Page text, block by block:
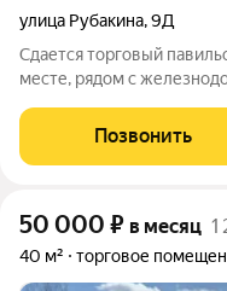
улица Рубакина,9Д
Сдается торговый
месте, рядом с
оплачивается отдельно.
Позвонить
50 000 ₽ в месяц 1
40 м² торговое